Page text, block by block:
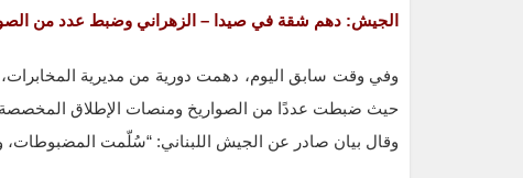
الجيش: دهم شقة في صيدا – الزهراني وضبط عدد من
وفي وقت سابق اليوم، دهمت دورية من مديرية
حيث ضبطت عددًا من الصواريخ ومنصات الإطلاق
وقال بيان صادر عن الجيش اللبناني: “سُلّمت